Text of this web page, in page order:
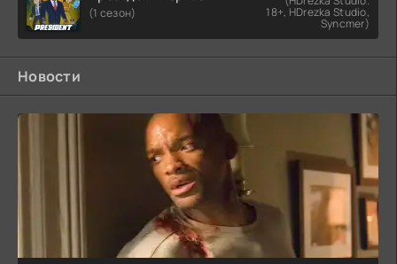
(1 сезон) 18+, HDrezka Studio,
Syncmer)
Новости